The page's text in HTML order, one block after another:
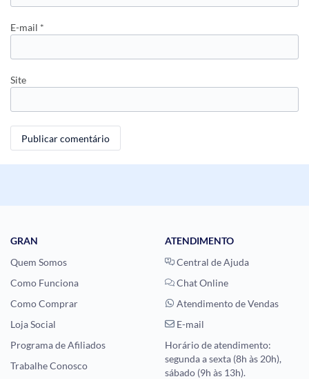
E-mail *
Site
GRAN
Quem Somos
Como Funciona
Como Comprar
Loja Social
Programa de Afiliados
Trabalhe Conosco
ATENDIMENTO
Central de Ajuda
Chat Online
Atendimento de Vendas
E-mail
Horário de atendimento:
segunda a sexta (8h às 20h),
sábado (9h às 13h).